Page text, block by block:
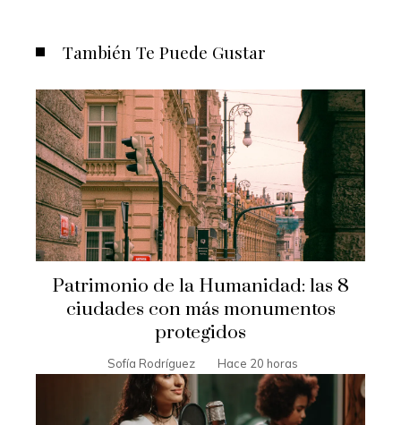
También Te Puede Gustar
Patrimonio de la Humanidad: las 8
ciudades con más monumentos
protegidos
Sofía Rodríguez Hace 20 horas